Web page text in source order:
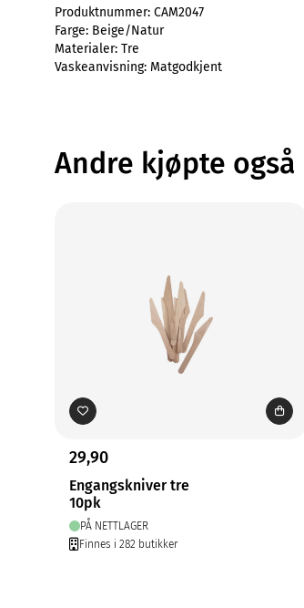
Produktnummer: CAM2047
Farge: Beige/Natur
Materialer: Tre
Vaskeanvisning: Matgodkjent
Andre kjøpte også
29,90
Engangskniver tre
10pk
PÅ NETTLAGER
Finnes i 282 butikker